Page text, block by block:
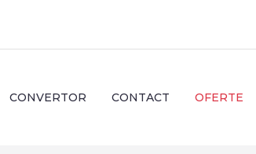
CONVERTOR CONTACT OFERTE